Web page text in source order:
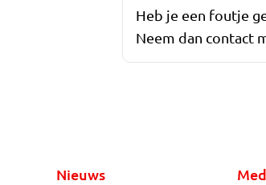
Heb je een foutje
Neem dan contact
Nieuws